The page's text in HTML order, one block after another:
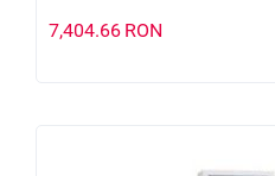
7,404.66 RON